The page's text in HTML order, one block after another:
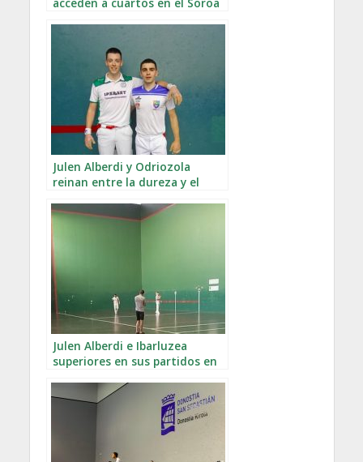
Julen Alberdi y Odriozola
reinan entre la dureza y el
Julen Alberdi e Ibarluzea
superiores en sus partidos en